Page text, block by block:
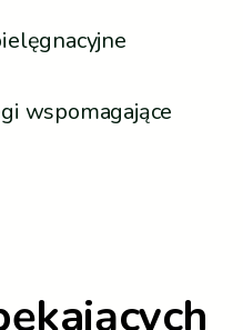
wspomagające